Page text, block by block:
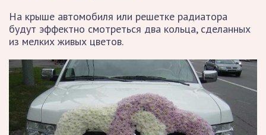
На крыше автомобиля или решетке радиатора
будут эффектно смотреться два кольца, сделанных
из мелких живых цветов.